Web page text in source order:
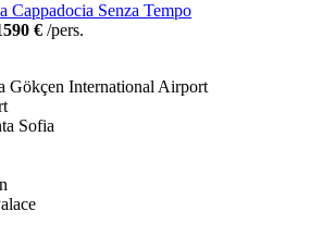
Cappadocia Senza Tempo
€ /pers.
Gökçen International Airport
Sofia